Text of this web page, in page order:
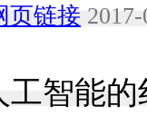
页链接
智能